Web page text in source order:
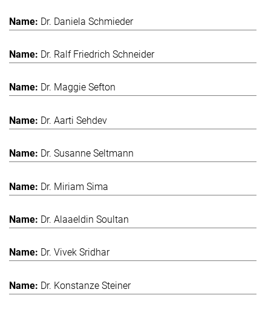
Dr. Daniela Schmieder
Dr. Ralf Friedrich Schneider
Dr. Maggie Sefton
Dr. Aarti Sehdev
Dr. Susanne Seltmann
Dr. Miriam Sima
Dr. Alaaeldin Soultan
Dr. Vivek Sridhar
Dr. Konstanze Steiner